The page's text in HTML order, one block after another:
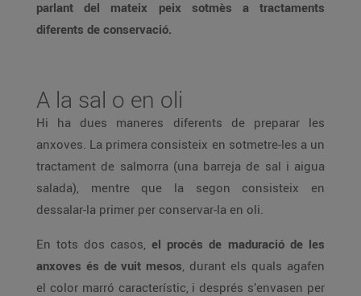
parlant del mateix peix sotmès a tractaments
diferents de conservació.
A la sal o en oli
Hi ha dues maneres diferents de preparar les
anxoves. La primera consisteix en sotmetre-les a un
tractament de salmorra (una barreja de sal i aigua
salada), mentre que la segon consisteix en
dessalar-la primer per conservar-la en oli.
En tots dos casos, el procés de maduració de les
anxoves és de vuit mesos, durant els quals agafen
el color marró característic, i després s’envasen per